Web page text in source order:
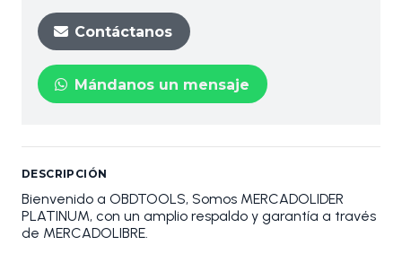
Contáctanos
Mándanos un mensaje
DESCRIPCIÓN
Bienvenido a OBDTOOLS, Somos MERCADOLIDER
PLATINUM, con un amplio respaldo y garantía a través
de MERCADOLIBRE.